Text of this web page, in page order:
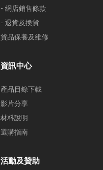
- 網店銷售條款
- 退貨及換貨
貨品保養及維修
資訊中心
產品目錄下載
影片分享
材料說明
選購指南
活動及贊助